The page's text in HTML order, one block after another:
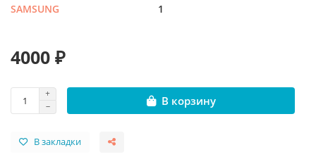
SAMSUNG 1
4000 ₽
В корзину
В закладки